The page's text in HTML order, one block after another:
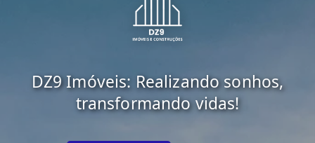
DZ9 Imóveis: Realizando sonhos,
transformando vidas!